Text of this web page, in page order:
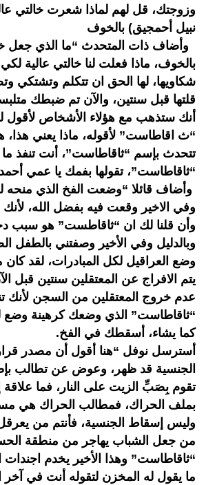
وزوجتك، قل لهم لماذا شعرت خالتي
نبيل أحمجيق) بالخوف
وأضاف ذات المتحدث “ما الذي جعل
بالخوف، ماذا فعلت لنا خالتي عالية
شكاويها، لها الحق ان تتكلم وتشتكي
قلتها قبل سنتين، والآن تم ضبطك
أنك ستذهب مع هؤلاء الأشخاص لأقول
“ث اقاطاست” لأقوله، ماذا يعني هذا،
تتحدث بإسم “ثاقاطاست”، أنت تنفذ ما
“ثاقاطاست”، تقولها بفمك يا عمي
وأضاف قائلا “وضعت الفخ الذي منحه
وفي الاخير وقعت فيه بفضل الله،
وأن قلنا لك ان “ثاقاطست” هو سبب
وبالدليل وفي الأخير وصفتني بالطفل
وضع العراقيل لكل المبادرات، لقد
يتم الافراج عن المعتقلين سنتين قبل
عدم خروج المعتقلين من السجن لأنك
“ثاقاطاست” الذي وضعك كرهينة وضع
كما يشاء، أسقطك في الفخ.
أسترسل نوفل “هنا أقول أن مصدر
الجنسية قد ظهر، وعوض عن تطالب
تقوم بِصَبِّ الزيت على النار، فما
بملف الحراك، فمطالب الحراك هي
وليس إسقاط الجنسية، فأنتم من يعرقل
من جعل الشباب يهاجر من منطقة
“ثاقاطاست” وهذا الأخير يخدم اجندات
ما يقول له المخزن لتقوله أنت في